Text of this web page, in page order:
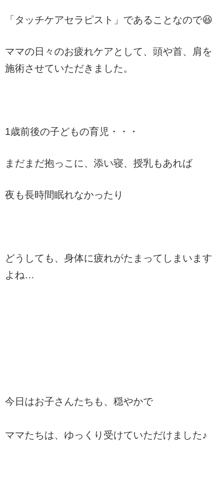
「タッチケアセラピスト」であることなので😆
ママの日々のお疲れケアとして、頭や首、肩を
施術させていただきました。
1歳前後の子どもの育児・・・
まだまだ抱っこに、添い寝、授乳もあれば
夜も長時間眠れなかったり
どうしても、身体に疲れがたまってしまいます
よね…
今日はお子さんたちも、穏やかで
ママたちは、ゆっくり受けていただけました♪